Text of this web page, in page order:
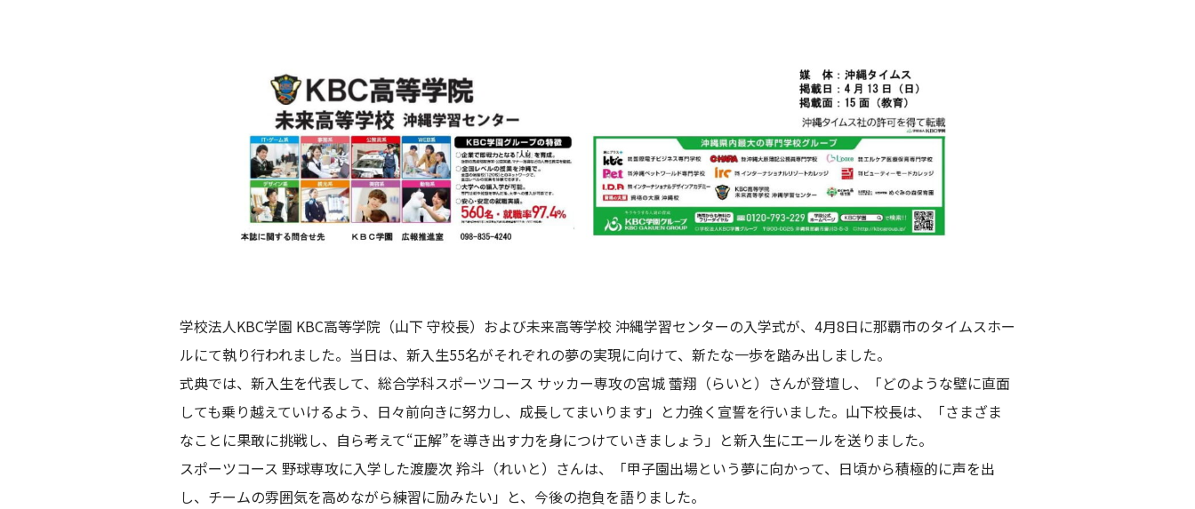
学校法人KBC学園 KBC高等学院（山下 守校長）および未来高等学校 沖縄学習センターの入学式が、4月8日に那覇市のタイムスホー
ルにて執り行われました。当日は、新入生55名がそれぞれの夢の実現に向けて、新たな一歩を踏み出しました。
式典では、新入生を代表して、総合学科スポーツコース サッカー専攻の宮城 蕾翔（らいと）さんが登壇し、「どのような壁に直面
しても乗り越えていけるよう、日々前向きに努力し、成長してまいります」と力強く宣誓を行いました。山下校長は、「さまざま
なことに果敢に挑戦し、自ら考えて“正解”を導き出す力を身につけていきましょう」と新入生にエールを送りました。
スポーツコース 野球専攻に入学した渡慶次 羚斗（れいと）さんは、「甲子園出場という夢に向かって、日頃から積極的に声を出
し、チームの雰囲気を高めながら練習に励みたい」と、今後の抱負を語りました。